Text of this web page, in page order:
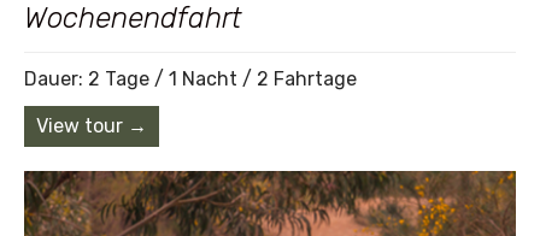
Wochenendfahrt
Dauer: 2 Tage / 1 Nacht / 2 Fahrtage
View tour →